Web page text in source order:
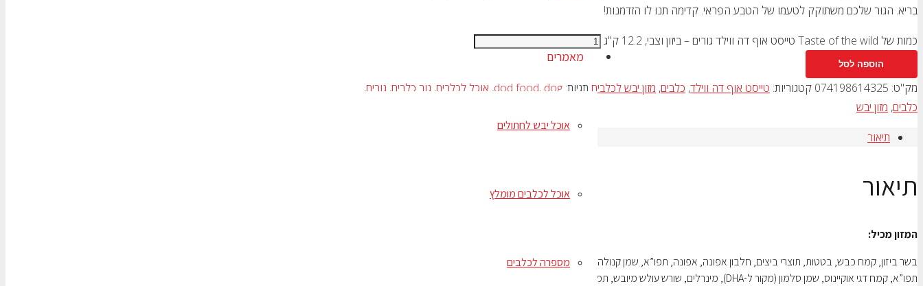
מאמרים
אוכל יבש לחתולים
אוכל לכלבים מומלץ
מספרה לכלבים
בריא. הגור שלכם משתוקק לטעמו של הטבע הפראי. קדימה תנו לו הזדמנות!
כמות של Taste of the wild טייסט אוף דה ווילד גורים – ביזון וצבי, 12.2 ק"ג
הוספה לסל
מק"ט: 074198614325 קטגוריות: טייסט אוף דה ווילד, כלבים, מזון יבש לכלבים תגיות: dod food, dog
, אוכל לכלבים, גור כלבים, גורים,
כלבים, מזון יבש
תיאור
תיאור
המזון מכיל:
בשר ביזון, קמח כבש, בטטות, תוצרי ביצים, חלבון אפונה, אפונה, תפו”א, שמן קנולה, רסק עגבניות, בשר צבי צלוי, בשר בקר, זרעי פשתן, סיבי
תפו”א, קמח דגי אוקיינוס, שמן סלמון (מקור ל-DHA), מינרלים, שורש עולש מיובש, תמצית יוקה ,עגבניות, אוכמניות, פטל.